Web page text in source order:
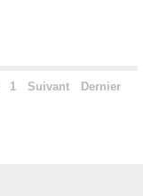
1 Suivant Dernier